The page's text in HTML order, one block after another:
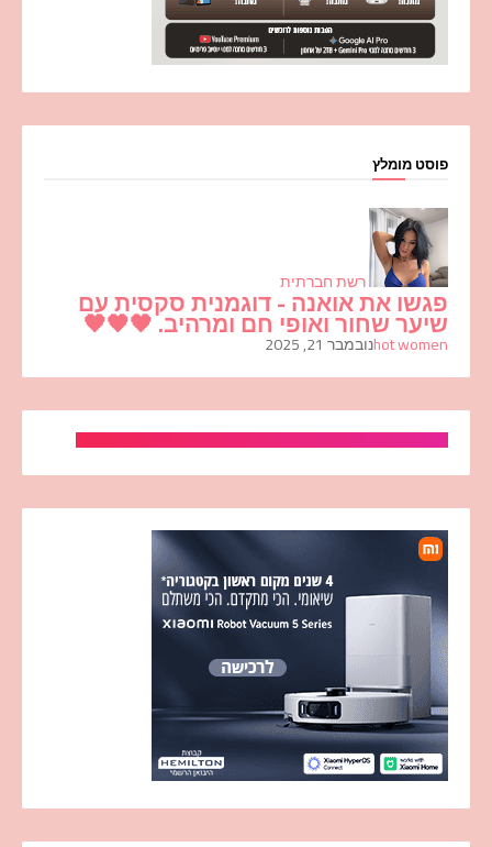
פוסט מומלץ
רשת חברתית
פגשו את אואנה - דוגמנית סקסית עם
שיער שחור ואופי חם ומרהיב. 🖤🖤🖤
hot womenנובמבר 21, 2025